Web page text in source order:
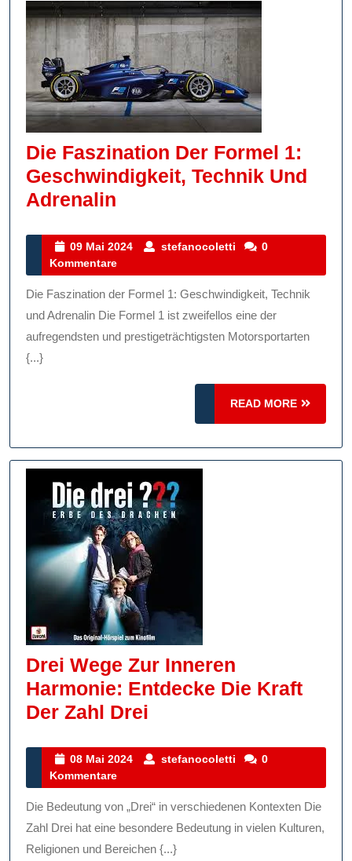
Die Faszination Der Formel 1:
Geschwindigkeit, Technik Und
Adrenalin
Der
Formel
1:
Geschwindigkeit,
Technik
Adrenalin
09 Mai 2024
09
2024
stefanocoletti stefanocoletti
0
Kommentare
Die Faszination der Formel 1: Geschwindigkeit, Technik
und Adrenalin Die Formel 1 ist zweifellos eine der
aufregendsten und prestigeträchtigsten Motorsportarten
{...}
READ MORE
READ
MORE
Drei Wege Zur Inneren
Harmonie: Entdecke Die Kraft
Der Zahl Drei
Zur
Harmonie:
Entdecke
Die
08 Mai 2024
08
2024
stefanocoletti stefanocoletti
0
Kommentare
Die Bedeutung von „Drei“ in verschiedenen Kontexten Die
Zahl Drei hat eine besondere Bedeutung in vielen Kulturen,
Religionen und Bereichen {...}